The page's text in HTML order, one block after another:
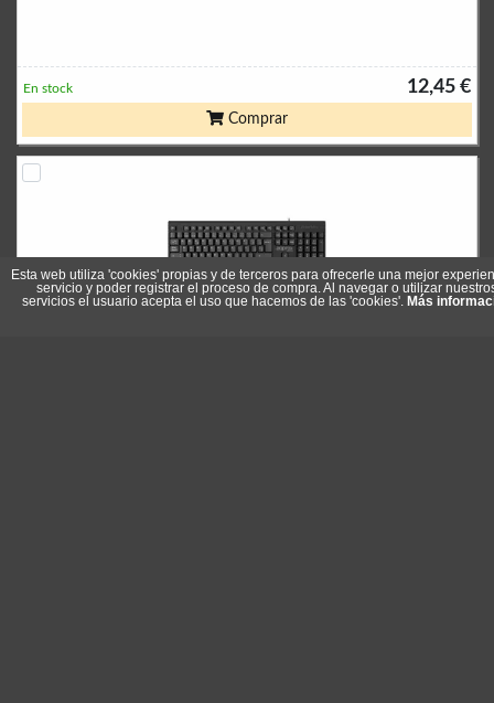
12,45 €
En stock
Comprar
Esta web utiliza 'cookies' propias y de terceros para ofrecerle una mejor
servicio y poder registrar el proceso de compra. Al navegar o utilizar
servicios el usuario acepta el uso que hacemos de las 'cookies'. Más